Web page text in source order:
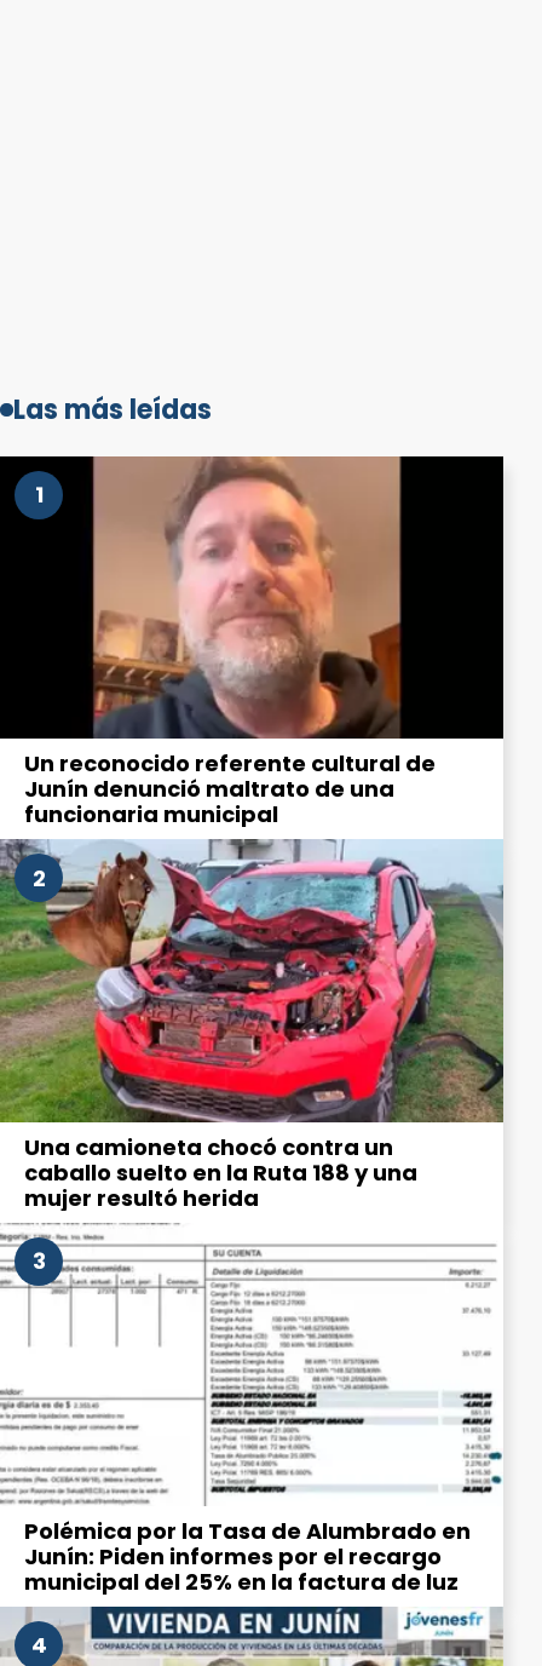
Las más leídas
1
Un reconocido referente cultural de
Junín denunció maltrato de una
funcionaria municipal
2
Una camioneta chocó contra un
caballo suelto en la Ruta 188 y una
mujer resultó herida
3
Polémica por la Tasa de Alumbrado en
Junín: Piden informes por el recargo
municipal del 25% en la factura de luz
4